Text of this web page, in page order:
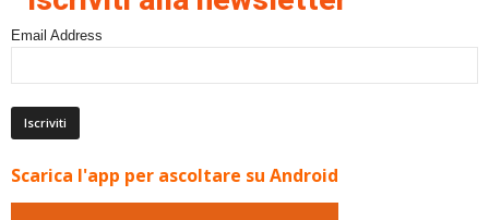
Email Address
Scarica l'app per ascoltare su Android